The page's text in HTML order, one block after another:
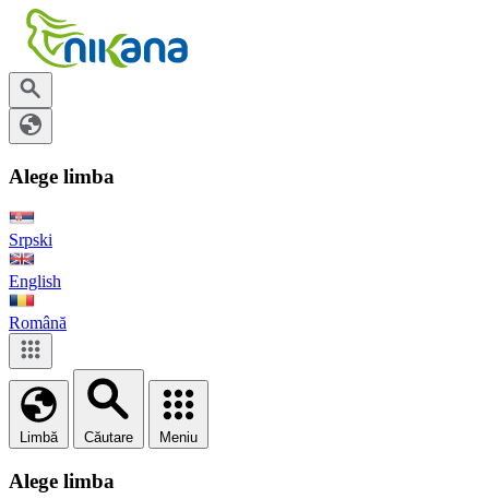
Alege limba
Srpski
English
Română
Limbă Căutare Meniu
Alege limba